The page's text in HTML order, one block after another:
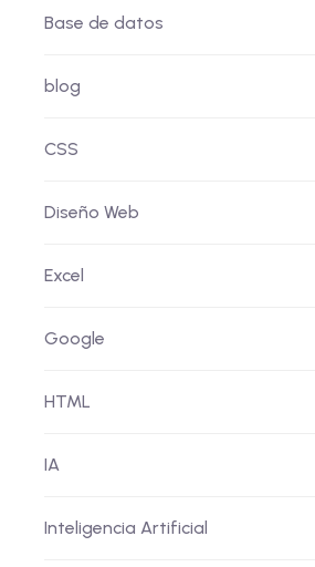
Base de datos
blog
CSS
Diseño Web
Excel
Google
HTML
IA
Inteligencia Artificial